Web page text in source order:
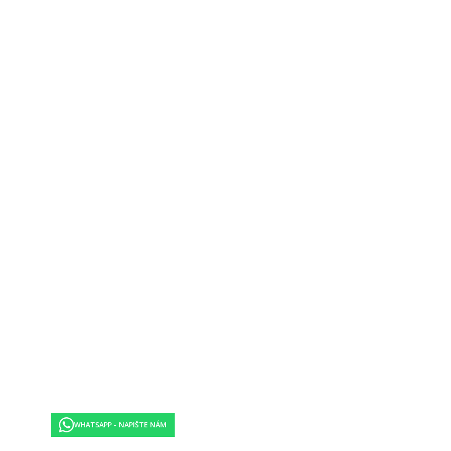
pokojů, které se nacházejí v hlavní budově a v 5 vedlejších budovách. V hotelu se nachází lobby s barem, klimatizace, sejf (za poplatek),
(klimatizovaná). Wi-Fi je hotelovým hostům k dispozici zdarma.
k dispozici slunečníky a lehátka (za poplatek). Osvěžující nápoje je možno dostat přímo v baru u bazénu.
a večeře.
poplatek). Golfové hřiště se nachází v okolí hotelu. O zábavu malých hostů se postará dětské hřiště.
služby jsou závislé na ročním období a na místních klimatických podmínkách. Jazyky: angličtina. Kreditní karty: Visa Card.
lůžky, přistýlkou, dětskou postýlkou (zdarma), balkónem nebo terasou, sejfem (za poplatek) a satelit.TV s plochou obrazovkou a také
lůžky, přistýlkou, dětskou postýlkou (zdarma), balkónem nebo terasou, sejfem (za poplatek) a satelit.TV s plochou obrazovkou a také
lůžky, dětskou postýlkou (zdarma), balkónem nebo terasou, sejfem (za poplatek) a satelit.TV s plochou obrazovkou a také individuálně
lůžky, dětskou postýlkou (zdarma), balkónem nebo terasou, sejfem (za poplatek) a satelit.TV s plochou obrazovkou a také individuálně
WHATSAPP - NAPIŠTE NÁM